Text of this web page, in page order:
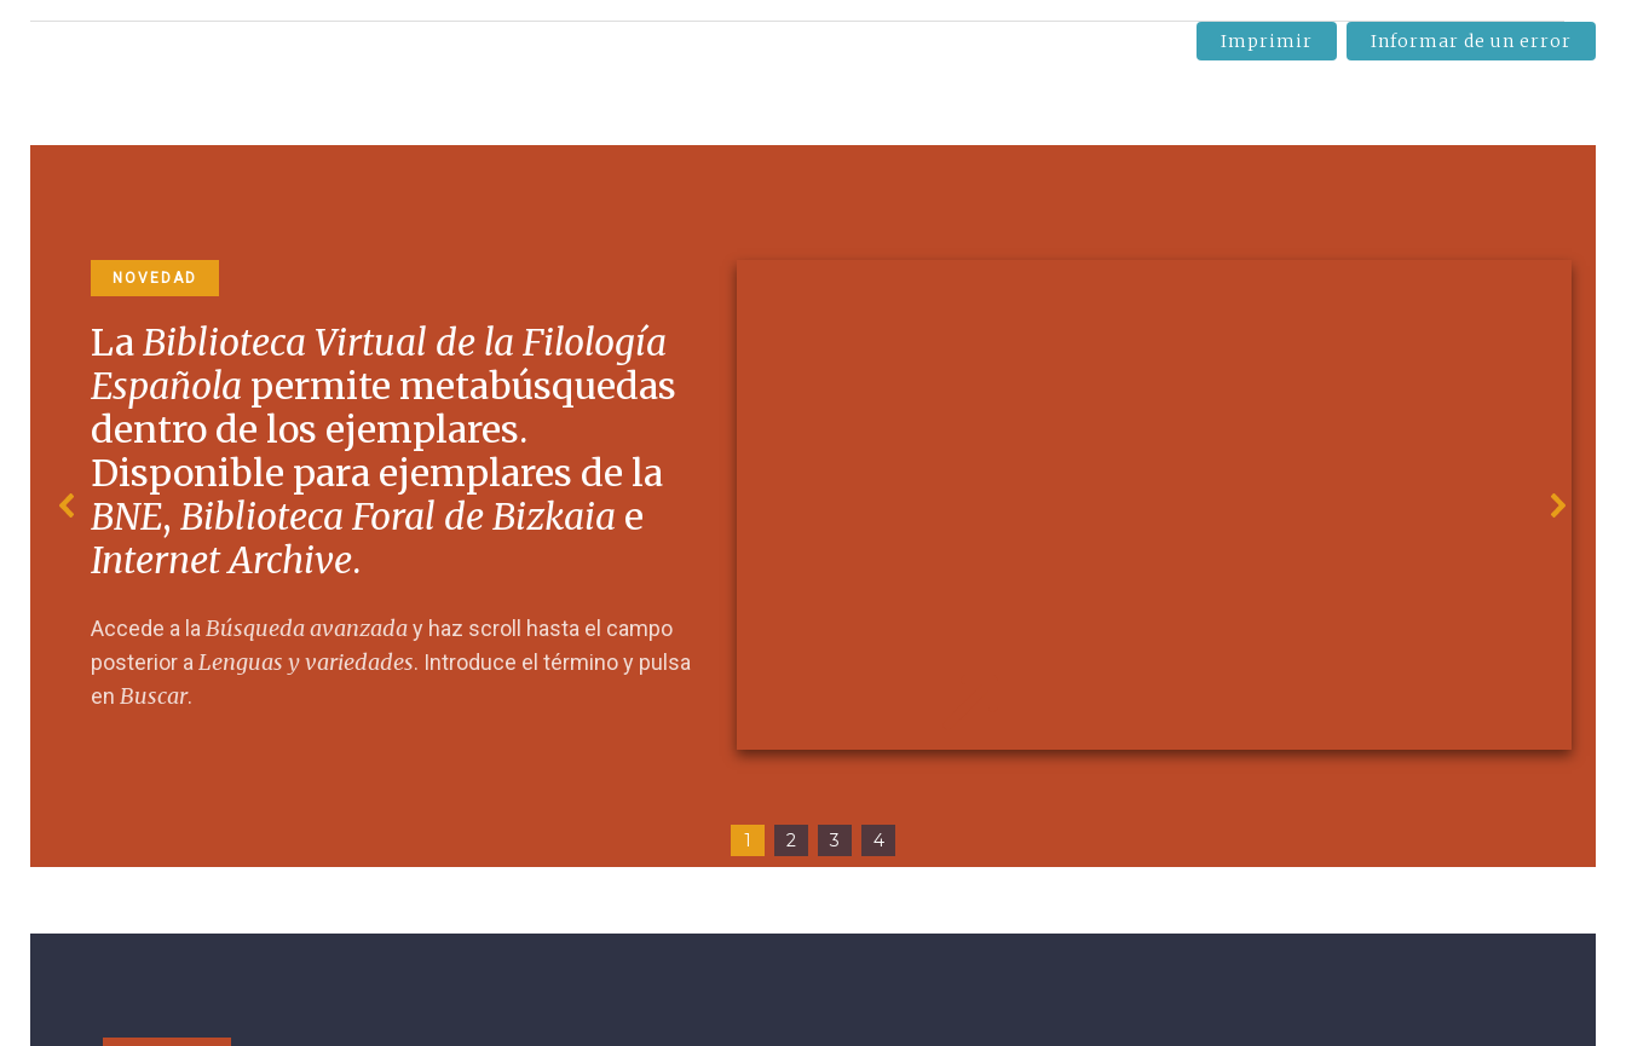
Imprimir Informar de un error
NOVEDAD
LaBiblioteca Virtual de la Filología
Española permite metabúsquedas
dentro de los ejemplares.
Disponible para ejemplares de la
BNE, Biblioteca Foral de Bizkaia e
Internet Archive.
Accede a laBúsqueda avanzaday haz scroll hasta el campo
posterior aLenguas y variedades. Introduce el término y pulsa
en Buscar.
1 2 3 4